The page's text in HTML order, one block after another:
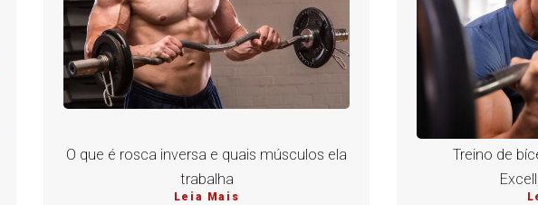
O que é rosca inversa e quais músculos ela
trabalha
Leia Mais
Treino de